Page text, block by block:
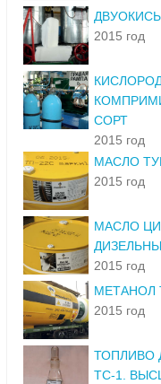
2015 год
СОРТ
2015 год
МАСЛО
2015 год
МАСЛО
2015 год
МЕТАНОЛ
2015 год
ТОПЛИВО
ТС-1.